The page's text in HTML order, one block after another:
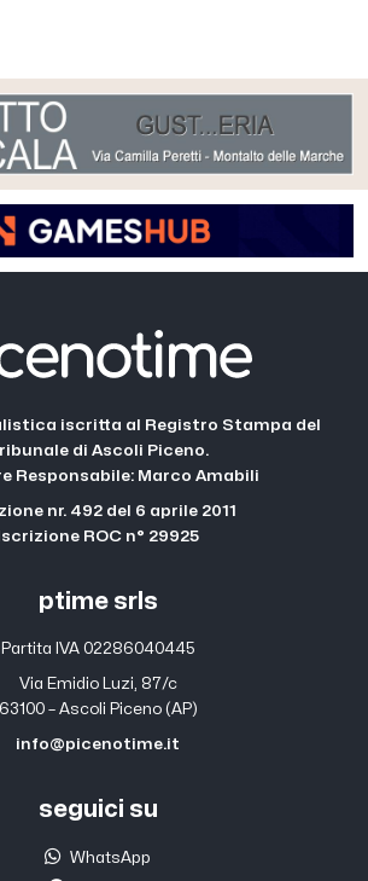
iscritta al Registro Stampa del
di Ascoli Piceno.
Responsabile: Marco Amabili
nr. 492 del 6 aprile 2011
ROC n° 29925
ptime srls
Partita IVA 02286040445
Via Emidio Luzi, 87/c
63100 – Ascoli Piceno (AP)
info@picenotime.it
seguici su
WhatsApp